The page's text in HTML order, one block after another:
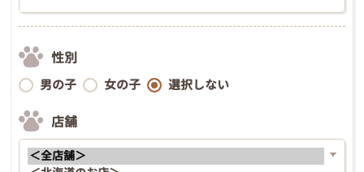
性別
男の子 女の子 選択しない
店舗